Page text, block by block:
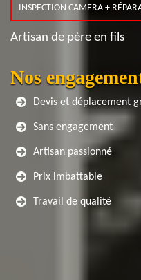
INSPECTION CAMERA +
Artisan de père en fils
Nos
Devis et déplacement
Sans engagement
Artisan passionné
Prix imbattable
Travail de qualité